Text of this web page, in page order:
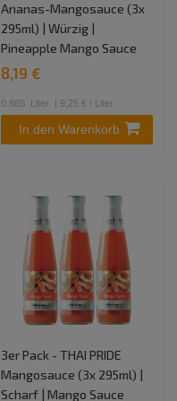
Ananas-Mangosauce (3x
295ml) | Würzig |
Pineapple Mango Sauce
8,19 €
0.885 Liter | 9,25 € / Liter
In den Warenkorb
3er Pack - THAI PRIDE
Mangosauce (3x 295ml) |
Scharf | Mango Sauce